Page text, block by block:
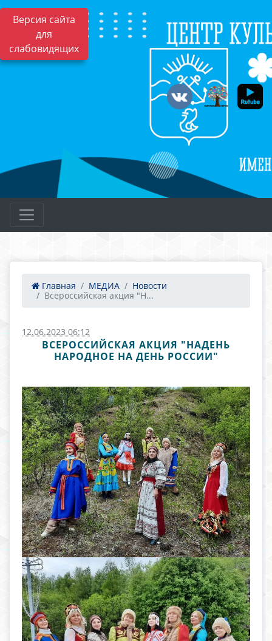
Версия сайта
для
слабовидящих
Главная МЕДИА
Новости
Всероссийская акция "Н...
12.06.2023 06:12
ВСЕРОССИЙСКАЯ АКЦИЯ "НАДЕНЬ
НАРОДНОЕ НА ДЕНЬ РОССИИ"